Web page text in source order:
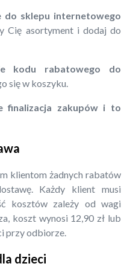
sklepu internetowego
Cię asortyment i dodaj do
kodu rabatowego do
się w koszyku.
finalizacja zakupów i to
klientom żadnych rabatów
Każdy klient musi
kosztów zależy od wagi
koszt wynosi 12,90 zł lub
przy odbiorze.
dzieci